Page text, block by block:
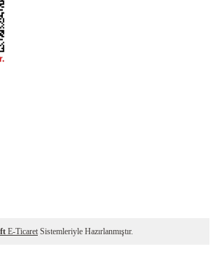
E-Ticaret Sistemleriyle Hazırlanmıştır.